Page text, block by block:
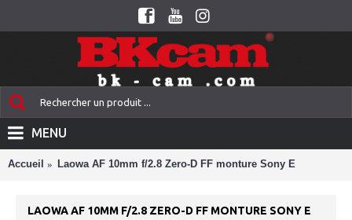
MENU
Accueil Laowa AF 10mm f/2.8 Zero-D FF monture Sony E
LAOWA AF 10MM F/2.8 ZERO-D FF MONTURE SONY E